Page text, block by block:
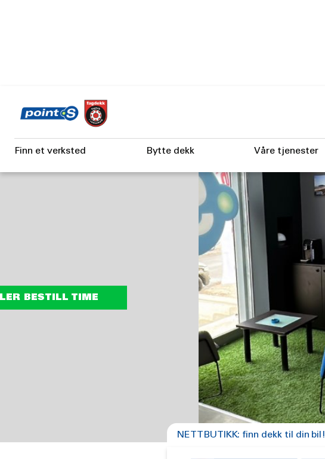
main
Finn et verksted Bytte dekk Våre tjenester
BESTILL TIME
NETTBUTIKK: finn dekk til din bil!